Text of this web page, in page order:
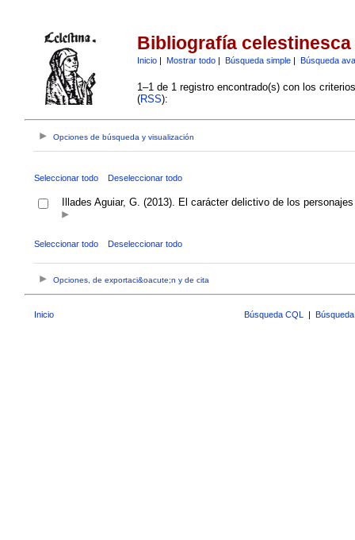
Bibliografía celestinesca
Inicio| Mostrar todo| Búsqueda simple| Búsqueda
1–1 de 1 registro encontrado(s) con los
(RSS):
Opciones de búsqueda y visualización
Seleccionar todo Deseleccionar todo
Illades Aguiar, G. (2013). El carácter delictivo de los
Seleccionar todo Deseleccionar todo
Opciones, de exportaci&oacute;n y de cita
Inicio Búsqueda CQL |